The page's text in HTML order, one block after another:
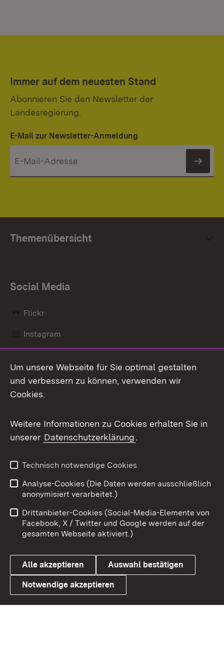
Immer auf dem neuesten Stand
Abonnieren Sie den Newsletter der
Landesregierung.
E-Mail zur Newsletter-Anmeldung
Themenübersicht
Social Media
Flickr
Instagram
Mastodon
Messenger
Social Wall
X / Twitter
Youtube
Link zum Landesportal
Benutzungshinweise
Barrierefreiheit
Datenschutz
Cookies
Um unsere Webseite für Sie optimal gestalten
und verbessern zu können, verwenden wir
Cookies.
Weitere Informationen zu Cookies erhalten Sie in
unserer Datenschutzerklärung.
Technisch notwendige Cookies
Analyse-Cookies (Die Daten werden ausschließlich
anonymisiert verarbeitet.)
Drittanbieter-Cookies (Social-Media-Elemente von
Facebook, X / Twitter und Google werden auf der
gesamten Webseite aktiviert.)
Alle akzeptieren Auswahl bestätigen
Notwendige akzeptieren